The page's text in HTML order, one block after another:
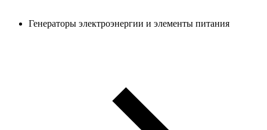
Генераторы электроэнергии и элементы питания